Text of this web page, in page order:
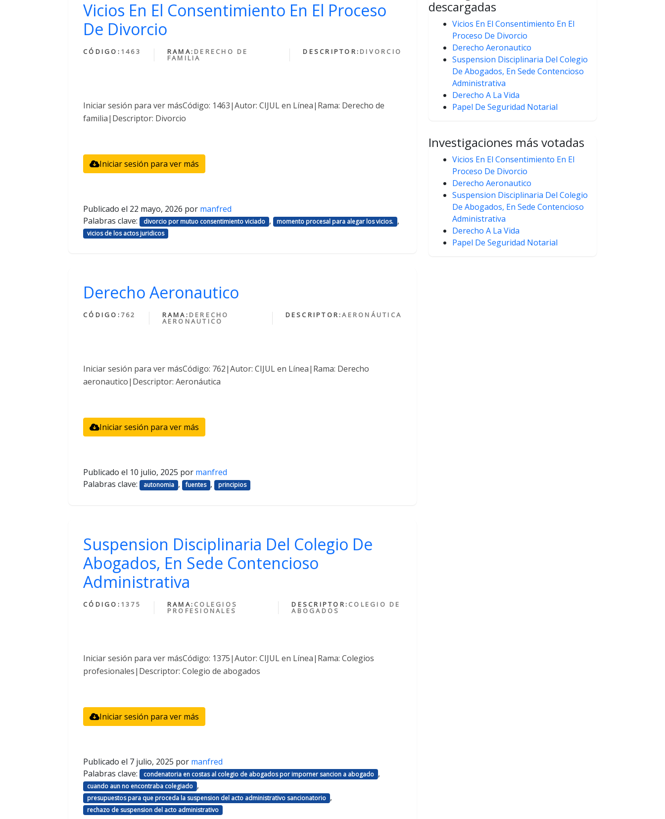
Vicios En El Consentimiento En El Proceso
De Divorcio
CÓDIGO: 1463 RAMA: DERECHO DE
FAMILIA
DESCRIPTOR: DIVORCIO
Iniciar sesión para ver másCódigo: 1463|Autor: CIJUL en Línea|Rama: Derecho de
familia|Descriptor: Divorcio
Iniciar sesión para ver más
Publicado el 22 mayo, 2026 por manfred
Palabras clave:
divorcio por mutuo consentimiento viciado , momento procesal para alegar los vicios. ,
vicios de los actos juridicos
Derecho Aeronautico
CÓDIGO: 762 RAMA: DERECHO
AERONAUTICO
DESCRIPTOR:AERONÁUTICA
Iniciar sesión para ver másCódigo: 762|Autor: CIJUL en Línea|Rama: Derecho
aeronautico|Descriptor: Aeronáutica
Iniciar sesión para ver más
Publicado el 10 julio, 2025 por manfred
Palabras clave:
autonomia , fuentes , principios
Suspension Disciplinaria Del Colegio De
Abogados, En Sede Contencioso
Administrativa
CÓDIGO: 1375 RAMA: COLEGIOS
PROFESIONALES
DESCRIPTOR: COLEGIO DE
ABOGADOS
Iniciar sesión para ver másCódigo: 1375|Autor: CIJUL en Línea|Rama: Colegios
profesionales|Descriptor: Colegio de abogados
Iniciar sesión para ver más
Publicado el 7 julio, 2025 por manfred
Palabras clave:
condenatoria en costas al colegio de abogados por imporner sancion a abogado ,
cuando aun no encontraba colegiado ,
presupuestos para que proceda la suspension del acto administrativo sancionatorio ,
rechazo de suspension del acto administrativo
descargadas
Vicios En El Consentimiento En El
Proceso De Divorcio
Derecho Aeronautico
Suspension Disciplinaria Del Colegio
De Abogados, En Sede Contencioso
Administrativa
Derecho A La Vida
Papel De Seguridad Notarial
Investigaciones más votadas
Vicios En El Consentimiento En El
Proceso De Divorcio
Derecho Aeronautico
Suspension Disciplinaria Del Colegio
De Abogados, En Sede Contencioso
Administrativa
Derecho A La Vida
Papel De Seguridad Notarial